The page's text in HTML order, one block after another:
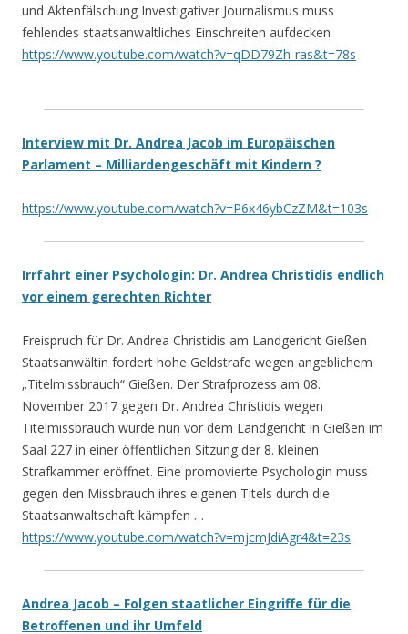
und Aktenfälschung Investigativer Journalismus muss
fehlendes staatsanwaltliches Einschreiten aufdecken
https://www.youtube.com/watch?v=qDD79Zh-ras&t=78s
Interview mit Dr. Andrea Jacob im Europäischen
Parlament – Milliardengeschäft mit Kindern ?
https://www.youtube.com/watch?v=P6x46ybCzZM&t=103s
Irrfahrt einer Psychologin: Dr. Andrea Christidis endlich
vor einem gerechten Richter
Freispruch für Dr. Andrea Christidis am Landgericht Gießen
Staatsanwältin fordert hohe Geldstrafe wegen angeblichem
„Titelmissbrauch“ Gießen. Der Strafprozess am 08.
November 2017 gegen Dr. Andrea Christidis wegen
Titelmissbrauch wurde nun vor dem Landgericht in Gießen im
Saal 227 in einer öffentlichen Sitzung der 8. kleinen
Strafkammer eröffnet. Eine promovierte Psychologin muss
gegen den Missbrauch ihres eigenen Titels durch die
Staatsanwaltschaft kämpfen …
https://www.youtube.com/watch?v=mjcmJdiAgr4&t=23s
Andrea Jacob – Folgen staatlicher Eingriffe für die
Betroffenen und ihr Umfeld